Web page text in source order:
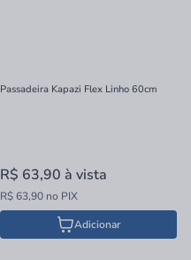
Passadeira Kapazi Flex Linho 60cm
R$ 63,90 à vista
R$ 63,90 no PIX
Adicionar